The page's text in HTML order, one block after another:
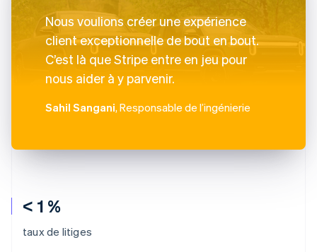
< 1 %
taux de litiges
Nous voulions créer une expérience
client exceptionnelle de bout en bout.
C’est là que Stripe entre en jeu pour
nous aider à y parvenir.
Sahil Sangani, Responsable de l’ingénierie